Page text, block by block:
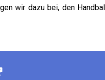
wir dazu bei, den